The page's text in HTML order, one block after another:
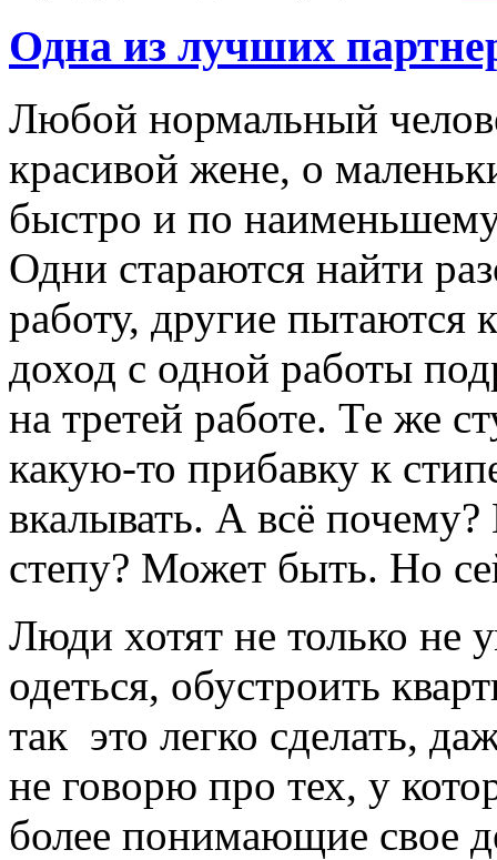
Одна из лучших
Любой нормальный
красивой жене, о
быстро и по
Одни стараются найти
работу, другие пытаются
доход с одной работы
на третей работе. Те же
какую-то прибавку к
вкалывать. А всё
степу? Может быть. Но
Люди хотят не только не
одеться, обустроить
так это легко сделать,
не говорю про тех, у
более понимающие свое